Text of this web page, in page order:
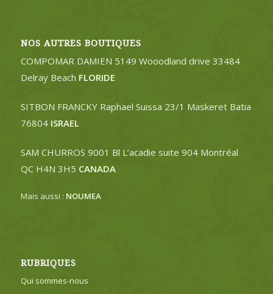
NOS AUTRES BOUTIQUES
COMPOMAR DAMIEN 5149 Wooodland drive 33484
Delray Beach FLORIDE
SITBON FRANCKY Raphael Suissa 23/1 Maskeret Batia
76804 ISRAEL
SAM CHURROS 9001 Bl L’acadie suite 904 Montréal
QC H4N 3H5 CANADA
Mais aussi : NOUMEA
RUBRIQUES
Qui sommes-nous